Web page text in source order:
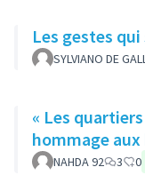
Les gestes
SYLVIANO DE
« Les
hommage
NAHDA 92 3 0